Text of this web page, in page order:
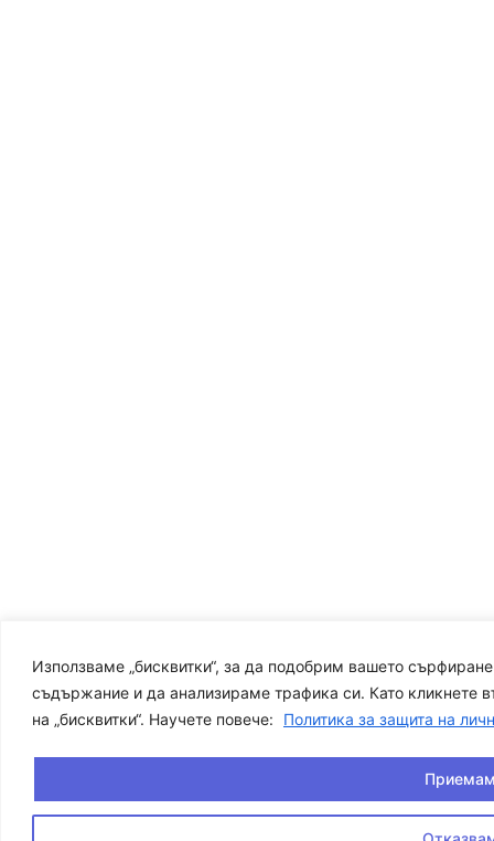
Използваме „бисквитки“, за да подобрим вашето
съдържание и да анализираме трафика си. Като кликнете
на „бисквитки“. Научете повече:
Политика за защита на